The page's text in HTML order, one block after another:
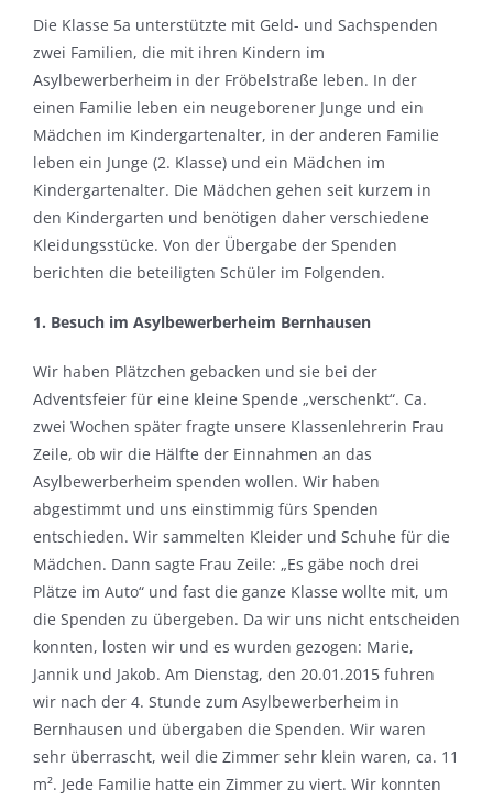
Die Klasse 5a unterstützte mit Geld- und Sachspenden
zwei Familien, die mit ihren Kindern im
Asylbewerberheim in der Fröbelstraße leben. In der
einen Familie leben ein neugeborener Junge und ein
Mädchen im Kindergartenalter, in der anderen Familie
leben ein Junge (2. Klasse) und ein Mädchen im
Kindergartenalter. Die Mädchen gehen seit kurzem in
den Kindergarten und benötigen daher verschiedene
Kleidungsstücke. Von der Übergabe der Spenden
berichten die beteiligten Schüler im Folgenden.
1. Besuch im Asylbewerberheim Bernhausen
Wir haben Plätzchen gebacken und sie bei der
Adventsfeier für eine kleine Spende „verschenkt“. Ca.
zwei Wochen später fragte unsere Klassenlehrerin Frau
Zeile, ob wir die Hälfte der Einnahmen an das
Asylbewerberheim spenden wollen. Wir haben
abgestimmt und uns einstimmig fürs Spenden
entschieden. Wir sammelten Kleider und Schuhe für die
Mädchen. Dann sagte Frau Zeile: „Es gäbe noch drei
Plätze im Auto“ und fast die ganze Klasse wollte mit, um
die Spenden zu übergeben. Da wir uns nicht entscheiden
konnten, losten wir und es wurden gezogen: Marie,
Jannik und Jakob. Am Dienstag, den 20.01.2015 fuhren
wir nach der 4. Stunde zum Asylbewerberheim in
Bernhausen und übergaben die Spenden. Wir waren
sehr überrascht, weil die Zimmer sehr klein waren, ca. 11
m². Jede Familie hatte ein Zimmer zu viert. Wir konnten